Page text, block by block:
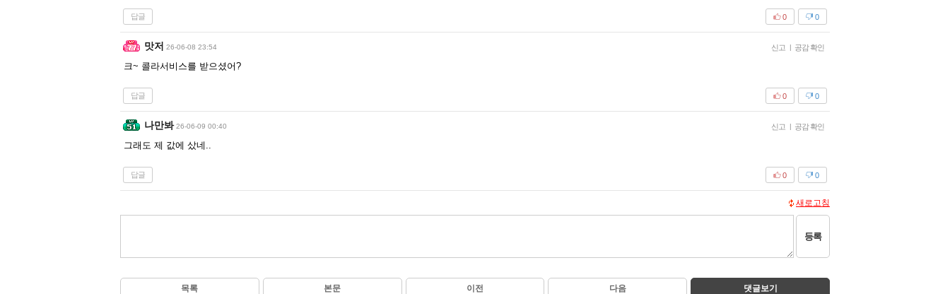
답글 0
0
맛저 26-06-08 23:54 신고 | 공감 확인
크~ 콜라서비스를 받으셨어?
답글 0
0
나만봐 26-06-09 00:40 신고 | 공감 확인
그래도 제 값에 샀네..
답글 0
0
새로고침
등록
목록 본문 이전 다음 댓글보기